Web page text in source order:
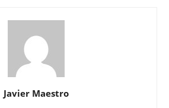
Javier Maestro